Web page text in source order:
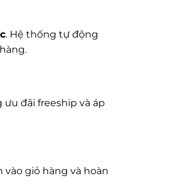
. Hệ thống tự động
đãi freeship và áp
giỏ hàng và hoàn